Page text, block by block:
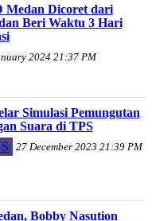
Medan Dicoret dari
Beri Waktu 3 Hari
2024 21:37 PM
Simulasi Pemungutan
Suara di TPS
27 December 2023 21:39 PM
Bobby Nasution